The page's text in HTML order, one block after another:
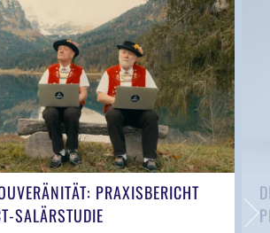
PRAXISBERICHT
SALÄRSTUDIE